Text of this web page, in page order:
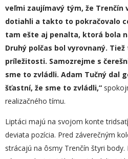
veľmi zaujímavý tým, že Trenčín
dotiahli a takto to pokračovalo
tam ešte aj penalta, ktorá bola
Druhý polčas bol vyrovnaný.
príležitosti. Samozrejme s
sme to zvládli. Adam Tučný dal
šťastní, že sme to zvládli,“
realizačného tímu.
Liptáci majú na svojom konte
deviata pozícia. Pred záverečným
strácajú na ôsmy Trenčín štyri